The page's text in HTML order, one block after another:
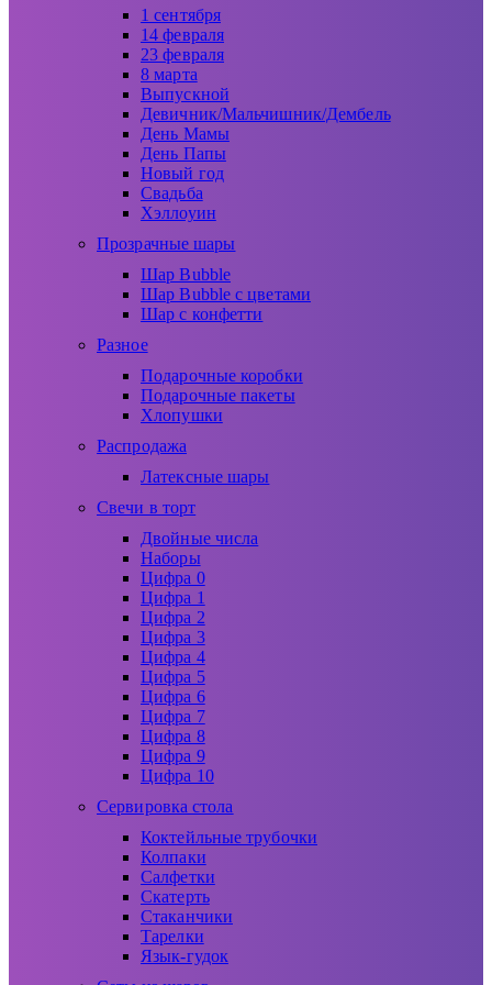
1 сентября
14 февраля
23 февраля
8 марта
Выпускной
Девичник/Мальчишник/Дембель
День Мамы
День Папы
Новый год
Свадьба
Хэллоуин
Прозрачные шары
Шар Bubble
Шар Bubble с цветами
Шар с конфетти
Разное
Подарочные коробки
Подарочные пакеты
Хлопушки
Распродажа
Латексные шары
Свечи в торт
Двойные числа
Наборы
Цифра 0
Цифра 1
Цифра 2
Цифра 3
Цифра 4
Цифра 5
Цифра 6
Цифра 7
Цифра 8
Цифра 9
Цифра 10
Сервировка стола
Коктейльные трубочки
Колпаки
Салфетки
Скатерть
Стаканчики
Тарелки
Язык-гудок